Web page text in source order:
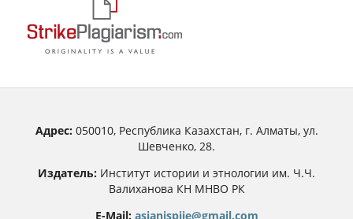
Адрес:050010, Республика Казахстан, г. Алматы, ул.
Шевченко, 28.
Издатель: Институт истории и этнологии им. Ч.Ч.
Валиханова КН МНВО РК
E-Mail: asianjspiie@gmail.com